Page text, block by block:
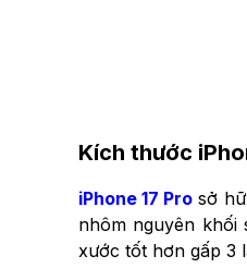
Kích thước
iPhone 17 Pro sở
nhôm nguyên khối
xước tốt hơn gấp 3